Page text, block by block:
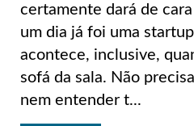
certamente dará de
um dia já foi uma
acontece, inclusive,
sofá da sala. Não
nem entender t...